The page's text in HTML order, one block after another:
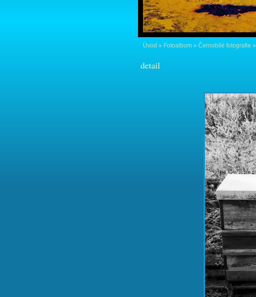
Úvod » Fotoalbum » Černobílé fotografie »
detail